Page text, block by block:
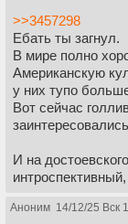
>>3457298
Ебать ты загнул.
В мире полно
Американскую
у них тупо
Вот сейчас
И на
Аноним 14/12/25 Вск